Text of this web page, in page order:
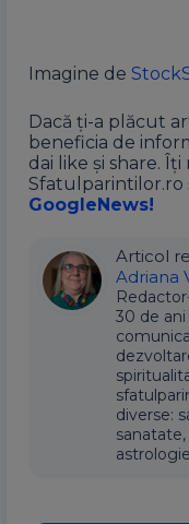
Imagine de
Dacă ți-a plăcut
beneficia de
dai like și share.
Sfatulparintilor.ro
GoogleNews!
Articol
Adriana
30 de ani
diverse: